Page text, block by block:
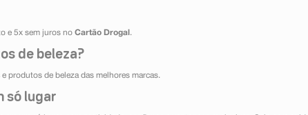
e 5x sem juros no Cartão Drogal .
de beleza?
e produtos de beleza das melhores marcas.
só lugar